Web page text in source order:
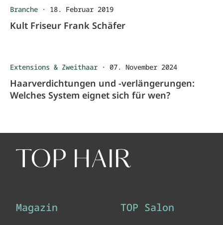
Branche · 18. Februar 2019
Kult Friseur Frank Schäfer
Extensions & Zweithaar · 07. November 2024
Haarverdichtungen und -verlängerungen:
Welches System eignet sich für wen?
Magazin TOP Salon